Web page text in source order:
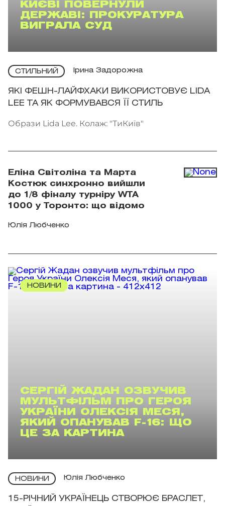
КИЄВІ ПОВЕРНУЛИ
ДЕРЖАВІ: ПРОКУРАТУРА
ВИГРАЛА СУД
СТИЛЬНИЙ Ірина Задорожна
ЯКІ ФЕШН-ЛАЙФХАКИ ВИКОРИСТОВУЄ LIDA
LEE ТА ЯК ФОРМУВАВСЯ ЇЇ СТИЛЬ
Образи Lida Lee. Колаж: "ТиКиїв"
Еліна Світоліна та Марта
Костюк синхронно вийшли
до 1/8 фіналу турніру WTA
1000 у Торонто: що відомо
Юлія Любченко
НОВИНИ
СЕРГІЙ ЖАДАН ОЗВУЧИВ
МУЛЬТФІЛЬМ ПРО ГЕРОЯ
УКРАЇНИ ОЛЕКСІЯ МЕСЯ,
ЯКИЙ ОПАНУВАВ F-16: ЩО
ЦЕ ЗА КАРТИНА
НОВИНИ Юлія Любченко
15-РІЧНИЙ УКРАЇНЕЦЬ СТВОРЮЄ БРАСЛЕТ,